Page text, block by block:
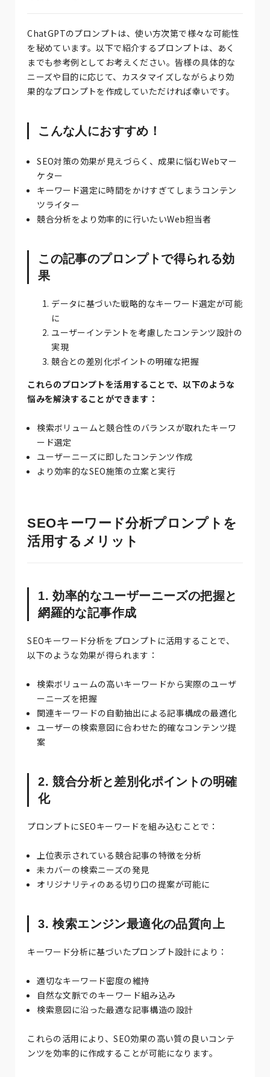
ChatGPTのプロンプトは、使い方次第で様々な可能性
を秘めています。以下で紹介するプロンプトは、あく
までも参考例としてお考えください。皆様の具体的な
ニーズや目的に応じて、カスタマイズしながらより効
果的なプロンプトを作成していただければ幸いです。
こんな人におすすめ！
SEO対策の効果が見えづらく、成果に悩むWebマー
ケター
キーワード選定に時間をかけすぎてしまうコンテン
ツライター
競合分析をより効率的に行いたいWeb担当者
この記事のプロンプトで得られる効
果
データに基づいた戦略的なキーワード選定が可能
に
ユーザーインテントを考慮したコンテンツ設計の
実現
競合との差別化ポイントの明確な把握
これらのプロンプトを活用することで、以下のような
悩みを解決することができます：
検索ボリュームと競合性のバランスが取れたキーワ
ード選定
ユーザーニーズに即したコンテンツ作成
より効率的なSEO施策の立案と実行
SEOキーワード分析プロンプトを
活用するメリット
1. 効率的なユーザーニーズの把握と
網羅的な記事作成
SEOキーワード分析をプロンプトに活用することで、
以下のような効果が得られます：
検索ボリュームの高いキーワードから実際のユーザ
ーニーズを把握
関連キーワードの自動抽出による記事構成の最適化
ユーザーの検索意図に合わせた的確なコンテンツ提
案
2. 競合分析と差別化ポイントの明確
化
プロンプトにSEOキーワードを組み込むことで：
上位表示されている競合記事の特徴を分析
未カバーの検索ニーズの発見
オリジナリティのある切り口の提案が可能に
3. 検索エンジン最適化の品質向上
キーワード分析に基づいたプロンプト設計により：
適切なキーワード密度の維持
自然な文脈でのキーワード組み込み
検索意図に沿った最適な記事構造の設計
これらの活用により、SEO効果の高い質の良いコンテ
ンツを効率的に作成することが可能になります。